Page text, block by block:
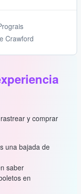
Crawford
y comprar
una bajada de
saber
en